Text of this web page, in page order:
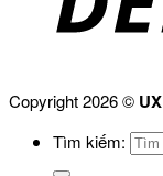
Copyright 2026 ©
Tìm kiếm: